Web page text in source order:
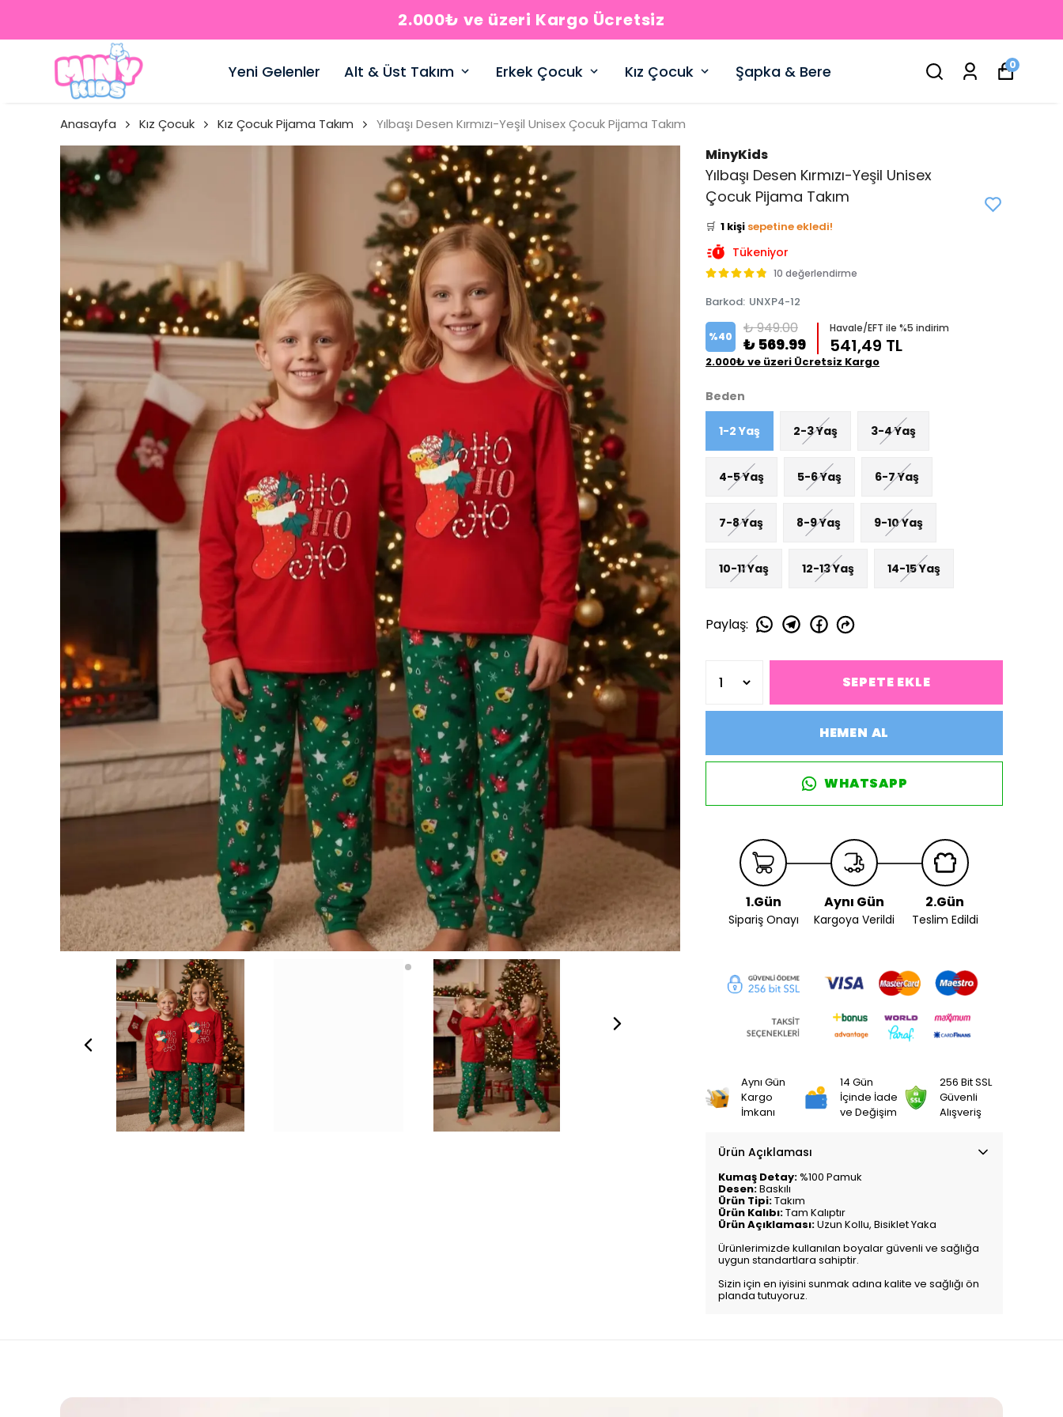
2.000₺ ve üzeri Kargo Ücretsiz
Yeni Gelenler Alt & Üst Takım Erkek Çocuk Kız Çocuk Şapka & Bere 0
Anasayfa Kız Çocuk Kız Çocuk Pijama Takım Yılbaşı Desen Kırmızı-Yeşil Unisex Çocuk Pijama Takım
MinyKids
Yılbaşı Desen Kırmızı-Yeşil Unisex
Çocuk Pijama Takım
👀 Şu an 5 kişi
inceliyor!
⭐️
2 kişi
🛒 1 kişi sepetine ekledi!
✅ Bugün 0 adet
Tükeniyor
10 değerlendirme
Barkod: UNXP4-12
%40 ₺ 949.00
₺ 569.99
Havale/EFT ile %5 indirim
541,49 TL
2.000₺ ve üzeri Ücretsiz Kargo
Beden
1-2 Yaş 2-3 Yaş 3-4 Yaş
4-5 Yaş 5-6 Yaş 6-7 Yaş
7-8 Yaş 8-9 Yaş 9-10 Yaş
10-11 Yaş 12-13 Yaş 14-15 Yaş
Paylaş:
SEPETE EKLE
HEMEN AL
WHATSAPP
1.Gün
Sipariş Onayı
Aynı Gün
Kargoya Verildi
2.Gün
Teslim Edildi
Aynı Gün
Kargo
İmkanı
14 Gün
İçinde İade
ve Değişim
256 Bit SSL
Güvenli
Alışveriş
Ürün Açıklaması
Kumaş Detay:%100 Pamuk
Desen:Baskılı
Ürün Tipi:Takım
Ürün Kalıbı:Tam Kalıptır
Ürün Açıklaması:Uzun Kollu, Bisiklet Yaka
Ürünlerimizde kullanılan boyalar güvenli ve sağlığa
uygun standartlara sahiptir.
Sizin için en iyisini sunmak adına kalite ve sağlığı ön
planda tutuyoruz.